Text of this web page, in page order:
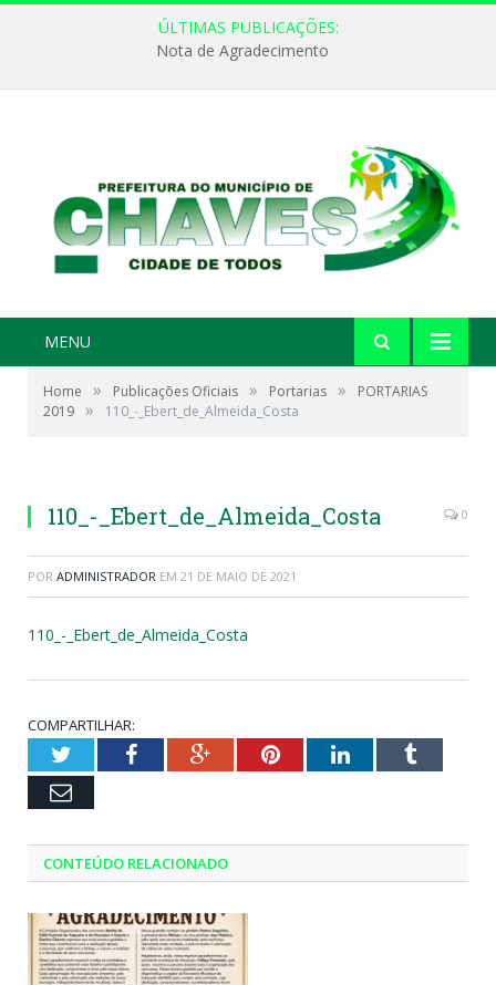
ÚLTIMAS PUBLICAÇÕES:
Nota de Agradecimento
MENU
Home » Publicações Oficiais » Portarias »
PORTARIAS
2019 » 110_-_Ebert_de_Almeida_Costa
110_-_Ebert_de_Almeida_Costa 0
POR ADMINISTRADOR EM 21 DE MAIO DE 2021
110_-_Ebert_de_Almeida_Costa
COMPARTILHAR:
TwitterFacebookGoogle+PinterestLinkedInTumblr
Email
CONTEÚDO RELACIONADO